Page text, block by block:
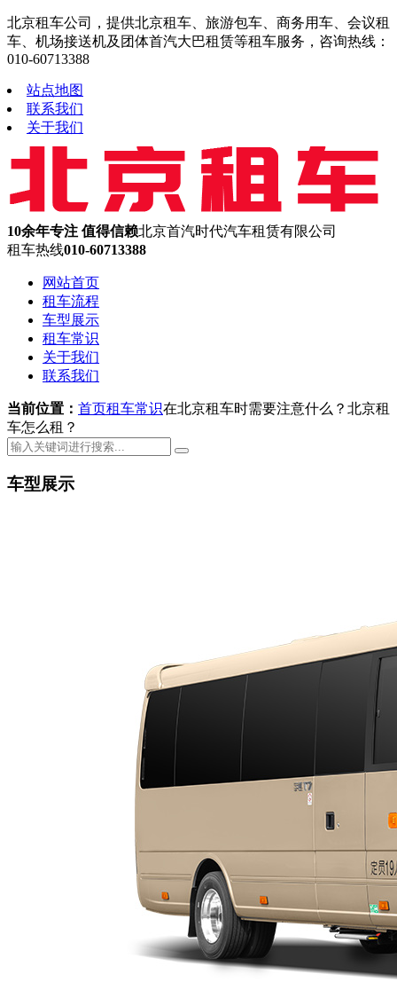
北京租车公司，提供北京租车、旅游包车、商务用车、会议租
车、机场接送机及团体首汽大巴租赁等租车服务，咨询热线：
010-60713388
站点地图
联系我们
关于我们
10余年专注 值得信赖北京首汽时代汽车租赁有限公司
租车热线010-60713388
网站首页
租车流程
车型展示
租车常识
关于我们
联系我们
当前位置： 首页租车常识在北京租车时需要注意什么？北京租
车怎么租？
车型展示